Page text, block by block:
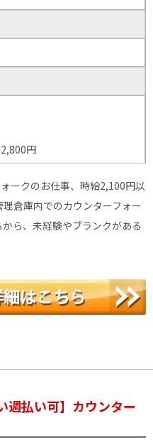
円
ークのお仕事、時給2,100円以
倉庫内でのカウンターフォー
ら、未経験やブランクがある
週払い可】カウンター